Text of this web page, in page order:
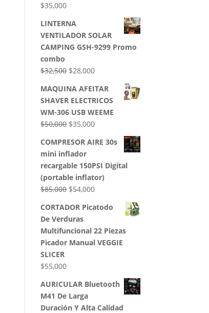
$35,000
LINTERNA
VENTILADOR SOLAR
CAMPING GSH-9299 Promo
combo
$32,500 El
original
era:
$32,500.
$28,000El
actual
es:
$28,000.
MAQUINA AFEITAR
SHAVER ELECTRICOS
WM-306 USB WEEME
$50,000 El
original
era:
$50,000.
$35,000El
actual
$35,000.
COMPRESOR AIRE 30s
mini inflador
recargable 150PSI Digital
(portable inflator)
$85,000 El
original
era:
$85,000.
$54,000El
actual
$54,000.
CORTADOR Picatodo
De Verduras
Multifuncional 22 Piezas
Picador Manual VEGGIE
SLICER
$55,000
AURICULAR Bluetooth
M41 De Larga
Duración Y Alta Calidad